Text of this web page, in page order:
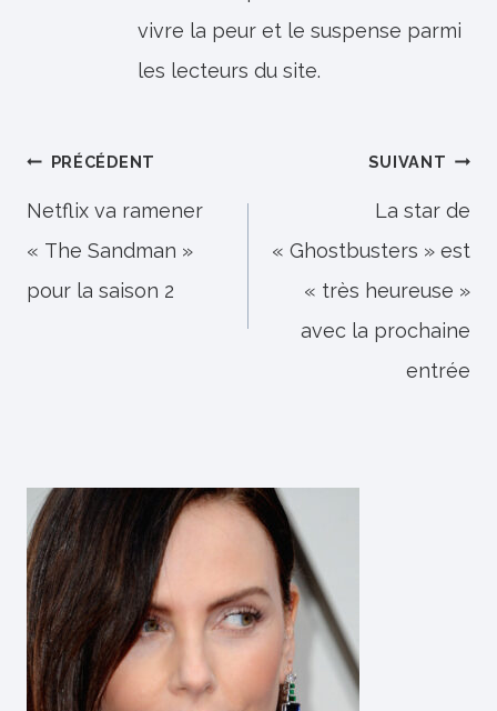
vivre la peur et le suspense parmi
les lecteurs du site.
Navigation
de
l’article
PRÉCÉDENT
Netflix va ramener
« The Sandman »
pour la saison 2
SUIVANT
La star de
« Ghostbusters » est
« très heureuse »
avec la prochaine
entrée